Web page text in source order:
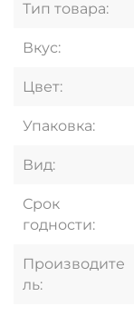
Тип товара:
Вкус:
Цвет:
Упаковка:
Вид:
Срок
годности:
Производите
ль: